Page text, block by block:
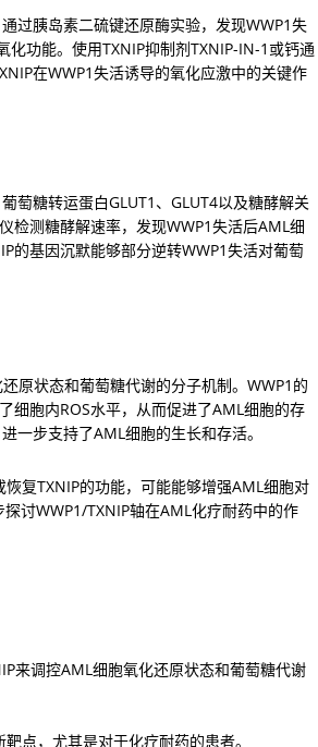
过胰岛素二硫键还原酶实验，发现WWP1失
化功能。使用TXNIP抑制剂TXNIP-IN-1或钙通
在WWP1失活诱导的氧化应激中的关键作
萄糖转运蛋白GLUT1、GLUT4以及糖酵解关
检测糖酵解速率，发现WWP1失活后AML细
的基因沉默能够部分逆转WWP1失活对葡萄
原状态和葡萄糖代谢的分子机制。WWP1的
细胞内ROS水平，从而促进了AML细胞的存
一步支持了AML细胞的生长和存活。
复TXNIP的功能，可能能够增强AML细胞对
讨WWP1/TXNIP轴在AML化疗耐药中的作
来调控AML细胞氧化还原状态和葡萄糖代谢
点，尤其是对于化疗耐药的患者。